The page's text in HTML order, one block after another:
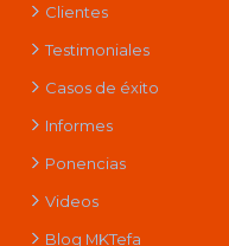
Clientes
Testimoniales
Casos de éxito
Informes
Ponencias
Videos
Blog MKTefa